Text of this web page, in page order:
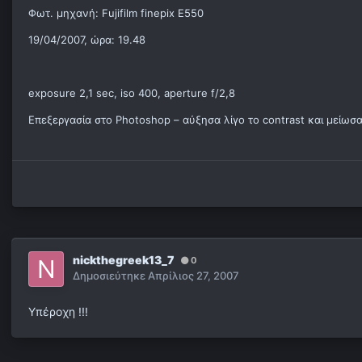
Φωτ. μηχανή: Fujifilm finepix E550
19/04/2007, ώρα: 19.48
exposure 2,1 sec, iso 400, aperture f/2,8
Επεξεργασία στο Photoshop – αύξησα λίγο το contrast και
nickthegreek13_7 0
ΔημοσιεύτηκεΑπρίλιος 27, 2007
Υπέροχη !!!